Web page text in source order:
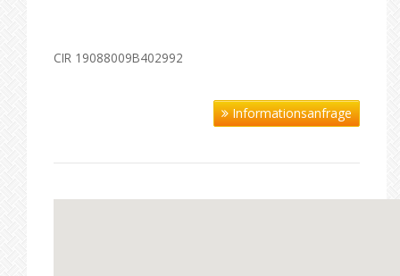
CIR 19088009B402992
Informationsanfrage